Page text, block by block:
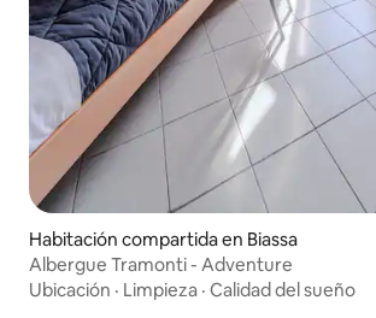
Habitación compartida en Biassa
Albergue Tramonti - Adventure
Ubicación · Limpieza · Calidad del sueño